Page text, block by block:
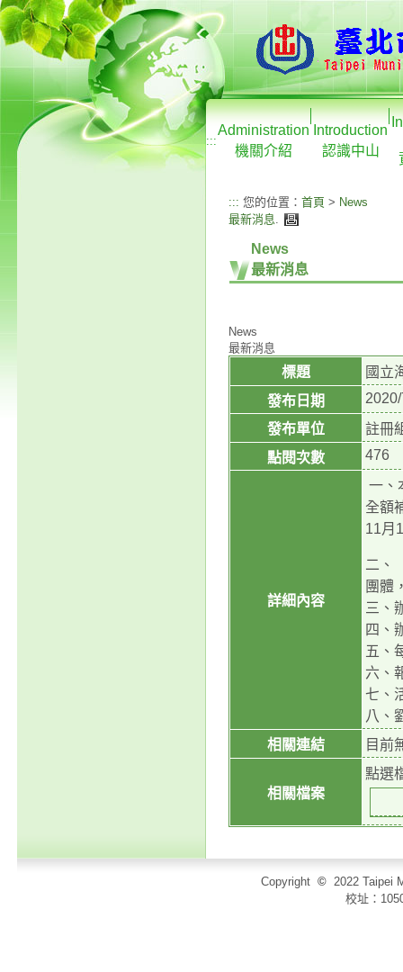
:::
Administration
機關介紹
Introduction
認識中山
::: 您的位置： 首頁 > News
最新消息.
News
最新消息
News
最新消息
標題
國立
發布日期
發布單位
註冊
點閱次數
476
詳細內容
一、
全額
11月
二、
團體
三、
四、
五、
六、
七、
八、
相關連結
目前
相關檔案
點選
Copyright © 2022 Taipei
校址：